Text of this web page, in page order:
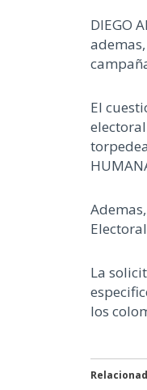
DIEGO
El
La
los